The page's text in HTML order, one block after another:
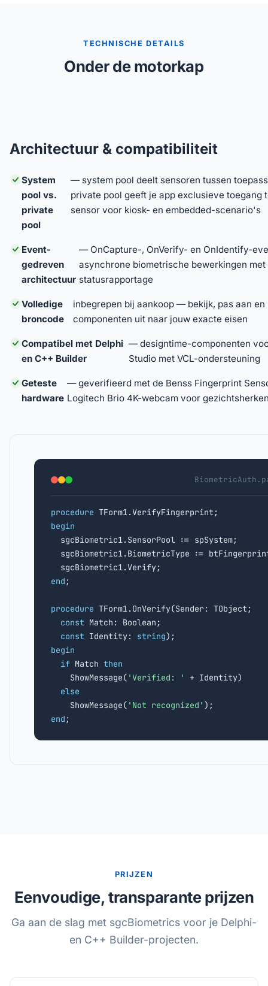
TECHNISCHE DETAILS
Onder de motorkap
Architectuur & compatibiliteit
System
pool vs.
private
pool
— system pool deelt sensoren tussen
private pool geeft je app exclusieve toegang
sensor voor kiosk- en embedded-scenario's
Event-
gedreven
architectuur
— OnCapture-, OnVerify- en OnIdentify-
asynchrone biometrische bewerkingen
statusrapportage
Volledige
broncode
inbegrepen bij aankoop — bekijk, pas aan en
componenten uit naar jouw exacte eisen
Compatibel met Delphi
en C++ Builder
— designtime-componenten
Studio met VCL-ondersteuning
Geteste
hardware
— geverifieerd met de Benss Fingerprint
Logitech Brio 4K-webcam voor
procedure
begin
sgcBiometric1.SensorPool := spSystem;
sgcBiometric1.BiometricType :=
end ;
procedure TForm1.OnVerify(Sender: TObject;
const Match: Boolean;
const Identity: string
begin
if Match then
    ShowMessage(
'Verified: '
+ Identity)
else
    ShowMessage(
'Not recognized'
end ;
PRIJZEN
Eenvoudige, transparante prijzen
Ga aan de slag met sgcBiometrics voor je Delphi-
en C++ Builder-projecten.